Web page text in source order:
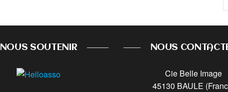
NOUS SOUTENIR NOUS
Cie Belle Image
45130 BAULE